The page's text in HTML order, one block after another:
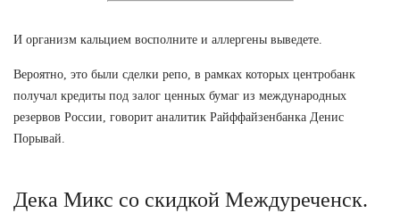
И организм кальцием восполните и аллергены выведете.
Вероятно, это были сделки репо, в рамках которых центробанк
получал кредиты под залог ценных бумаг из международных
резервов России, говорит аналитик Райффайзенбанка Денис
Порывай.
Дека Микс со скидкой Междуреченск.